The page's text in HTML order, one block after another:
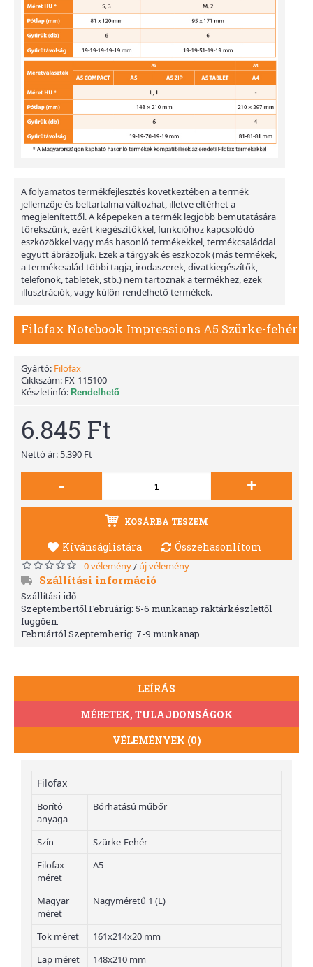
A folyamatos termékfejlesztés következtében a termék
jellemzője és beltartalma változhat, illetve eltérhet a
megjelenítettől. A képepeken a termék legjobb bemutatására
törekszünk, ezért kiegészítőkkel, funkcióhoz kapcsolódó
eszközökkel vagy más hasonló termékekkel, termékcsaláddal
együtt ábrázoljuk. Ezek a tárgyak és eszközök (más termékek,
a termékcsalád többi tagja, irodaszerek, divatkiegészítők,
telefonok, tabletek, stb.) nem tartoznak a termékhez, ezek
illusztrációk, vagy külön rendelhető termékek.
Filofax Notebook Impressions A5 Szürke-fehér
Gyártó: Filofax
Cikkszám: FX-115100
Készletinfó: Rendelhető
6.845 Ft
Nettó ár: 5.390 Ft
- +
KOSÁRBA TESZEM
Kívánságlistára Összehasonlítom
0 vélemény/ új vélemény
Szállítási információ
Szállítási idő:
Szeptembertől Februárig: 5-6 munkanap raktárkészlettől
függően.
Februártól Szeptemberig: 7-9 munkanap
LEÍRÁS
MÉRETEK, TULAJDONSÁGOK
VÉLEMÉNYEK (0)
Filofax
Borító
anyaga
Bőrhatású műbőr
Szín
Szürke-Fehér
Filofax
méret
A5
Magyar
méret
Nagyméretű 1 (L)
Tok méret
161x214x20 mm
Lap méret
148x210 mm